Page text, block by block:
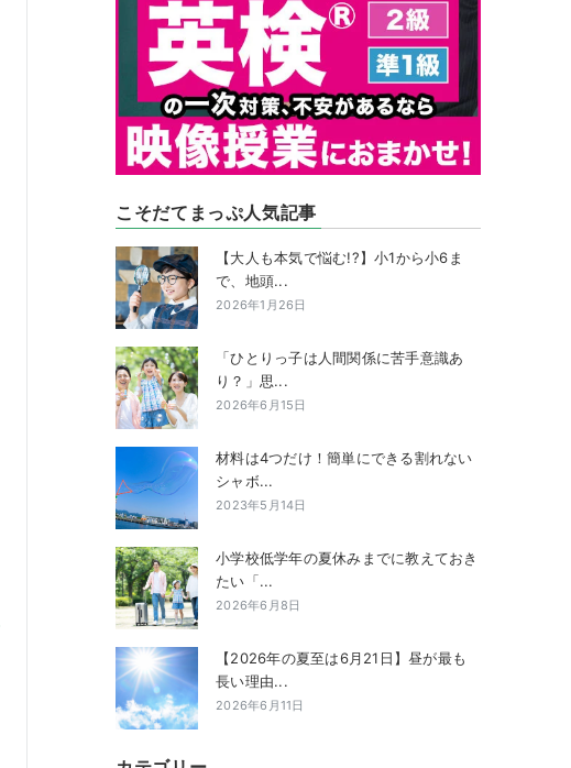
こそだてまっぷ人気記事
【大人も本気で悩む!?】小1から小6ま
で、地頭...
2026年1月26日
「ひとりっ子は人間関係に苦手意識あ
り？」思...
2026年6月15日
材料は4つだけ！簡単にできる割れない
シャボ...
2023年5月14日
小学校低学年の夏休みまでに教えておき
たい「...
2026年6月8日
【2026年の夏至は6月21日】昼が最も
長い理由...
2026年6月11日